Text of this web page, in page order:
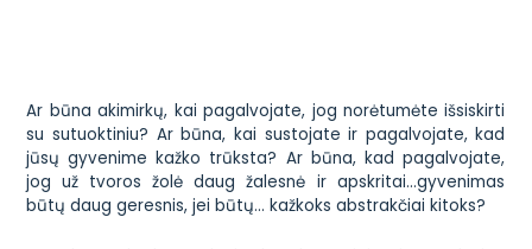
Ar būna akimirkų, kai pagalvojate, jog norėtumėte išsiskirti
su sutuoktiniu? Ar būna, kai sustojate ir pagalvojate, kad
jūsų gyvenimekažko trūksta? Ar būna, kad pagalvojate,
joguž tvoros žolė daug žalesnė ir apskritai…gyvenimas
būtų daug geresnis, jei būtų… kažkoks abstrakčiaikitoks?